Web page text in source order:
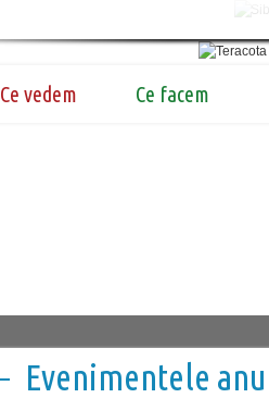
Ce vedem Ce facem
Evenimentele